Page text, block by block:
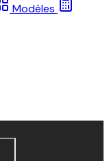
Modèles